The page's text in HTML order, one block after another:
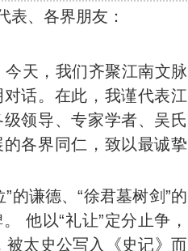
表、各界朋友：
天，我们齐聚江南文脉
话。在此，我谨代表江
领导、专家学者、吴氏
各界同仁，致以最诚挚
的谦德、“徐君墓树剑”的
他以“礼让”定分止争，
被太史公写入《史记》而